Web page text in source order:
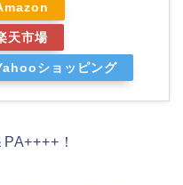
天市場
ショッピング
！